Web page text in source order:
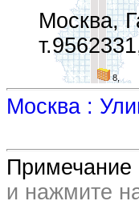
Москва,
8,
Москва :
Примечание
и нажмите